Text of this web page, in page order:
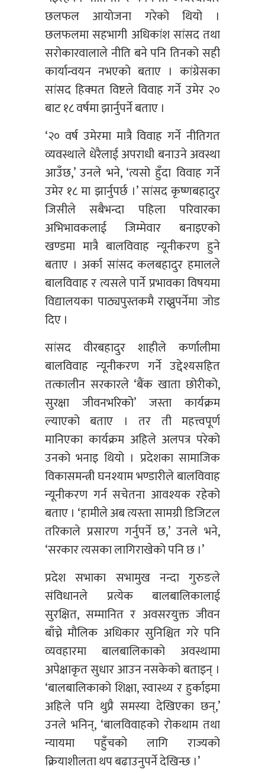
छलफल आयोजना गरेको थियो ।
छलफलमा सहभागी अधिकांश सांसद तथा
सरोकारवालाले नीति बने पनि तिनको सही
कार्यान्वयन नभएको बताए । कांग्रेसका
सांसद हिक्मत विष्टले विवाह गर्ने उमेर २०
बाट १८ वर्षमा झार्नुपर्ने बताए ।
‘२० वर्ष उमेरमा मात्रै विवाह गर्ने नीतिगत
व्यवस्थाले धेरैलाई अपराधी बनाउने अवस्था
आउँछ,’ उनले भने, ‘त्यसो हुँदा विवाह गर्ने
उमेर १८ मा झार्नुपर्छ ।’ सांसद कृष्णबहादुर
जिसीले सबैभन्दा पहिला परिवारका
अभिभावकलाई जिम्मेवार बनाइएको
खण्डमा मात्रै बालविवाह न्यूनीकरण हुने
बताए । अर्का सांसद कलबहादुर हमालले
बालविवाह र त्यसले पार्ने प्रभावका विषयमा
विद्यालयका पाठ्यपुस्तकमै राख्नुपर्नेमा जोड
दिए ।
सांसद वीरबहादुर शाहीले कर्णालीमा
बालविवाह न्यूनीकरण गर्ने उद्देश्यसहित
तत्कालीन सरकारले ‘बैंक खाता छोरीको,
सुरक्षा जीवनभरिको’ जस्ता कार्यक्रम
ल्याएको बताए । तर ती महत्त्वपूर्ण
मानिएका कार्यक्रम अहिले अलपत्र परेको
उनको भनाइ थियो । प्रदेशका सामाजिक
विकासमन्त्री घनश्याम भण्डारीले बालविवाह
न्यूनीकरण गर्न सचेतना आवश्यक रहेको
बताए । ‘हामीले अब त्यस्ता सामग्री डिजिटल
तरिकाले प्रसारण गर्नुपर्ने छ,’ उनले भने,
‘सरकार त्यसका लागिराखेको पनि छ ।’
प्रदेश सभाका सभामुख नन्दा गुरुङले
संविधानले प्रत्येक बालबालिकालाई
सुरक्षित, सम्मानित र अवसरयुक्त जीवन
बाँच्ने मौलिक अधिकार सुनिश्चित गरे पनि
व्यवहारमा बालबालिकाको अवस्थामा
अपेक्षाकृत सुधार आउन नसकेको बताइन् ।
‘बालबालिकाको शिक्षा, स्वास्थ्य र हुर्काइमा
अहिले पनि थुप्रै समस्या देखिएका छन्,’
उनले भनिन्, ‘बालविवाहको रोकथाम तथा
न्यायमा पहुँचको लागि राज्यको
क्रियाशीलता थप बढाउनुपर्ने देखिन्छ ।’